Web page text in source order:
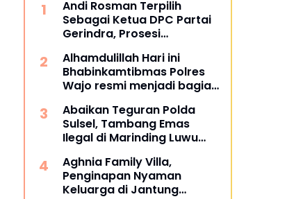
Andi Rosman Terpilih
Sebagai Ketua DPC Partai
Gerindra, Prosesi
Langsung Sufmi Dasco
Ahmad.
Alhamdulillah Hari ini
Bhabinkamtibmas Polres
Wajo resmi menjadi bagian
Lingkungan)
Abaikan Teguran Polda
Sulsel, Tambang Emas
Ilegal di Marinding Luwu
Hari Tiga Pelaku Terkesan
Kebah Hukum
Aghnia Family Villa,
Penginapan Nyaman
Keluarga di Jantung